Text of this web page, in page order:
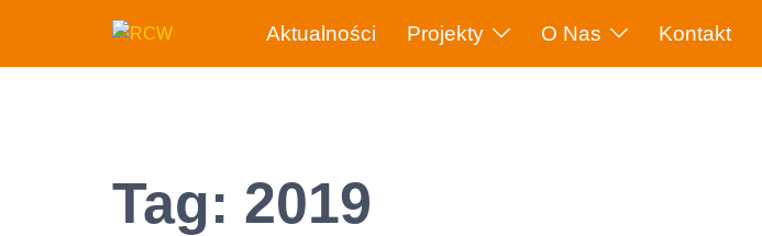
treści
Aktualności Projekty O Nas Kontakt
Tag: 2019